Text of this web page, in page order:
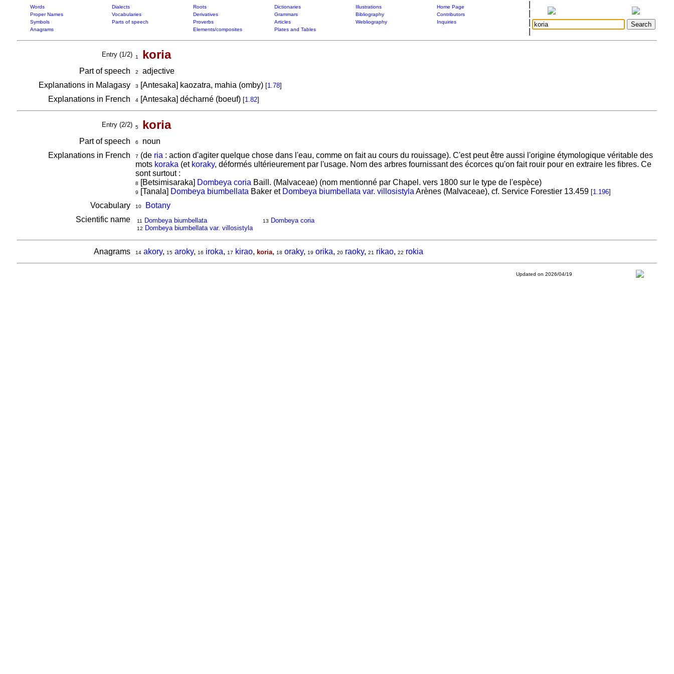
Words Dialects Roots Dictionaries Illustrations
Home Page
Proper Names
Vocabularies Derivatives Grammars Bibliography
Contributors
Symbols
Parts of speech Proverbs Articles Webliography
Inquiries
Anagrams
Elements/composites Plates and Tables
Entry (1/2) 1 koria
Part of speech 2
adjective
Explanations in Malagasy
3 [Antesaka] kaozatra, mahia (omby) [1.78]
Explanations in French 4[Antesaka] décharné (boeuf) [1.82]
Entry (2/2) 5 koria
Part of speech 6
noun
Explanations in French
7 (de ria : action d'agiter quelque chose dans l'eau, comme on fait au cours du rouissage). C'est peut être aussi l'origine étymologique véritable des
mots koraka (et koraky, déformés ultérieurement par l'usage. Nom des arbres fournissant des écorces qu'on fait rouir pour en extraire les fibres. Ce
sont surtout :
8 [Betsimisaraka] Dombeya coria Baill. (Malvaceae) (nom mentionné par Chapel. vers 1800 sur le type de l'espèce)
9 [Tanala] Dombeya biumbellata Baker et Dombeya biumbellata var. villosistyla Arènes (Malvaceae), cf. Service Forestier 13.459 [1.196]
Vocabulary 10
Botany
Scientific name
11 Dombeya biumbellata
12 Dombeya biumbellata var. villosistyla
13 Dombeya coria
Anagrams 14 akory, 15 aroky, 16 iroka, 17 kirao, koria, 18 oraky, 19 orika, 20 raoky, 21 rikao, 22 rokia
Updated on 2026/04/19